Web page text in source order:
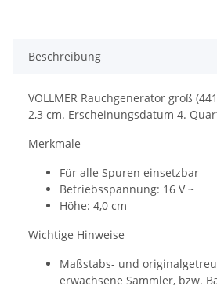
Beschreibung
VOLLMER Rauchgenerator groß
2,3 cm. Erscheinungsdatum 4.
Merkmale
Für alle Spuren einsetzbar
Betriebsspannung: 16 V ~
Höhe: 4,0 cm
Wichtige Hinweise
Maßstabs- und
erwachsene Sammler, bzw.